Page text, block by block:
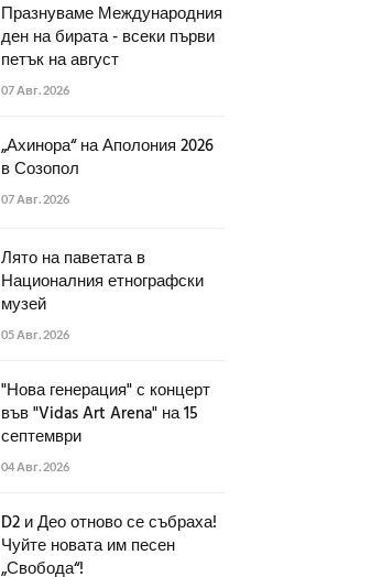
Празнуваме Международния
ден на бирата - всеки първи
петък на август
07 Авг. 2026
„Ахинора“ на Аполония 2026
в Созопол
07 Авг. 2026
Лято на паветата в
Националния етнографски
музей
05 Авг. 2026
"Нова генерация" с концерт
във "Vidas Art Arena" на 15
септември
04 Авг. 2026
D2 и Део отново се събраха!
Чуйте новата им песен
„Свобода“!